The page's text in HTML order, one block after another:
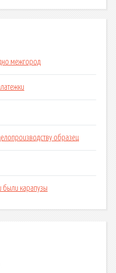
межгород
образец
были карапузы